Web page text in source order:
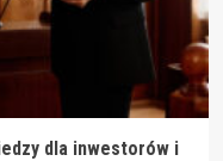
dla inwestorów i